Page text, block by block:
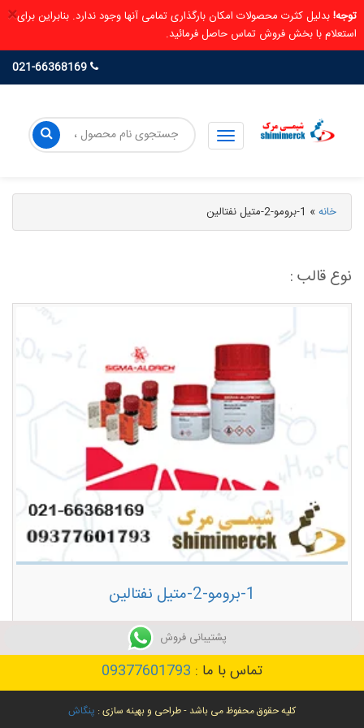
× توجه!بدلیل کثرت محصولات امکان بارگذاری تمامی آنها وجود ندارد. بنابراین برای
استعلام با بخش فروش تماس حاصل فرمائید.
خانه» 1-برومو-2-متیل نفتالین
نوع قالب :
1-برومو-2-متیل نفتالین
توضیحات بیشتر
تماس با ما : 09377601793
کلیه حقوق محفوظ می باشد - طراحی و بهینه سازی : پنگاش
پشتیبانی فروش